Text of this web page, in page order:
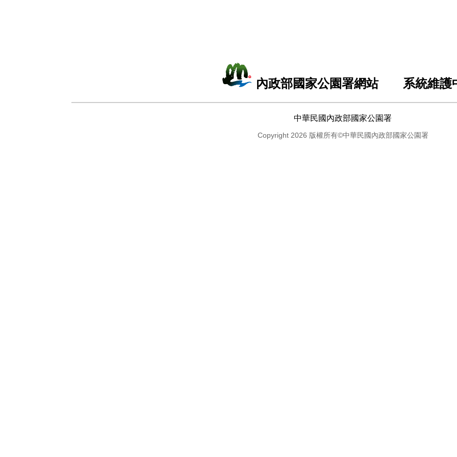
內政部國家公園署網站 系統維護
中華民國內政部國家公園署
Copyright 2026 版權所有©中華民國內政部國家公園署